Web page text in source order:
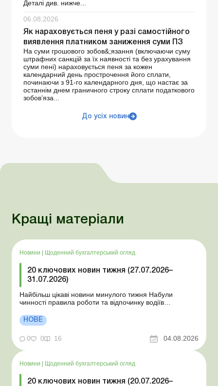
Деталі див. нижче...
06.08.2026
Як нараховується пеня у разі самостійного
виявлення платником заниження суми ПЗ
На суми грошового зобов&;язання (включаючи суму
штрафних санкцій за їх наявності та без урахування
суми пені) нараховується пеня за кожен
календарний день прострочення його сплати,
починаючи з 91-го календарного дня, що настає за
останнім днем граничного строку сплати податкового
зобов’яза...
До усіх новин
Кращі матеріали
Новини Щоденний бухгалтерський огляд
20 ключових новин тижня (27.07.2026–
31.07.2026)
Найбільш цікаві новини минулого тижня Набули
чинності правила роботи та відпочинку водіїв
стан Для сільгосппідприємств і ФОП запроваджено нові
одноразові статистичні форми З 2 серпня змінюється
порядок зарахування окремих періодів роботи до стр...
НОВЕ
0 0 16 04.08.2026
Новини Щоденний бухгалтерський огляд
20 ключових новин тижня (20.07.2026–